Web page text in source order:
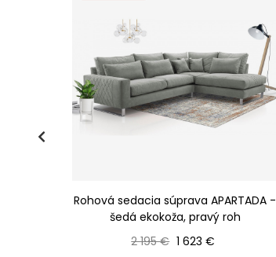
Rohová sedacia súprava APARTADA -
šedá ekokoža, pravý roh
Bežná cena
2 195 € Cena
1 623 €